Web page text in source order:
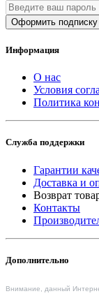
Оформить подписку
Информация
О нас
Условия
Политика
Служба поддержки
Гарантии
Доставка и
Возврат
Контакты
Дополнительно
Внимание, данный